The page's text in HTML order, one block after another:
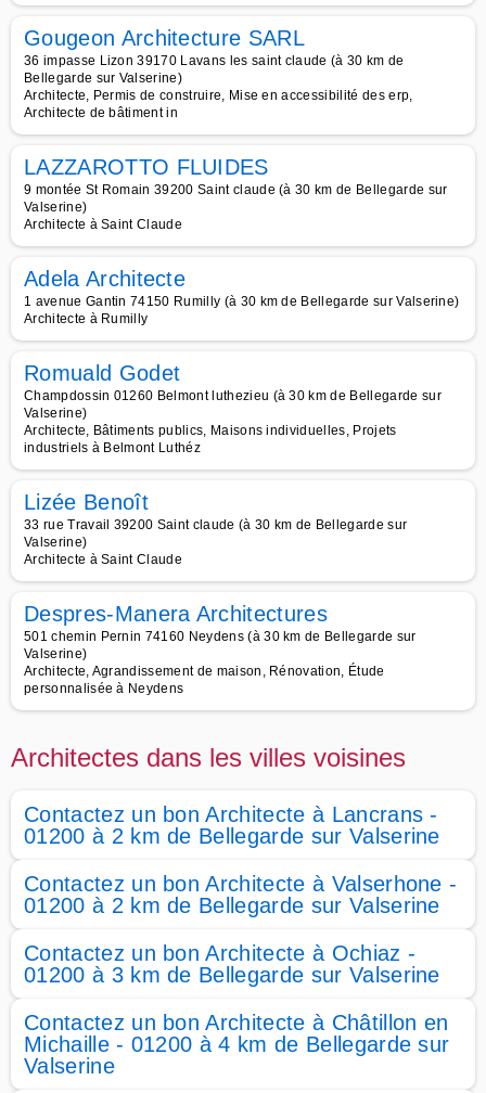
Gougeon Architecture SARL
36 impasse Lizon 39170 Lavans les saint claude (à 30 km de
Bellegarde sur Valserine)
Architecte, Permis de construire, Mise en accessibilité des erp,
Architecte de bâtiment in
LAZZAROTTO FLUIDES
9 montée St Romain 39200 Saint claude (à 30 km de Bellegarde sur
Valserine)
Architecte à Saint Claude
Adela Architecte
1 avenue Gantin 74150 Rumilly (à 30 km de Bellegarde sur Valserine)
Architecte à Rumilly
Romuald Godet
Champdossin 01260 Belmont luthezieu (à 30 km de Bellegarde sur
Valserine)
Architecte, Bâtiments publics, Maisons individuelles, Projets
industriels à Belmont Luthéz
Lizée Benoît
33 rue Travail 39200 Saint claude (à 30 km de Bellegarde sur
Valserine)
Architecte à Saint Claude
Despres-Manera Architectures
501 chemin Pernin 74160 Neydens (à 30 km de Bellegarde sur
Valserine)
Architecte, Agrandissement de maison, Rénovation, Étude
personnalisée à Neydens
Architectes dans les villes voisines
Contactez un bon Architecte à Lancrans -
01200 à 2 km de Bellegarde sur Valserine
Contactez un bon Architecte à Valserhone -
01200 à 2 km de Bellegarde sur Valserine
Contactez un bon Architecte à Ochiaz -
01200 à 3 km de Bellegarde sur Valserine
Contactez un bon Architecte à Châtillon en
Michaille - 01200 à 4 km de Bellegarde sur
Valserine